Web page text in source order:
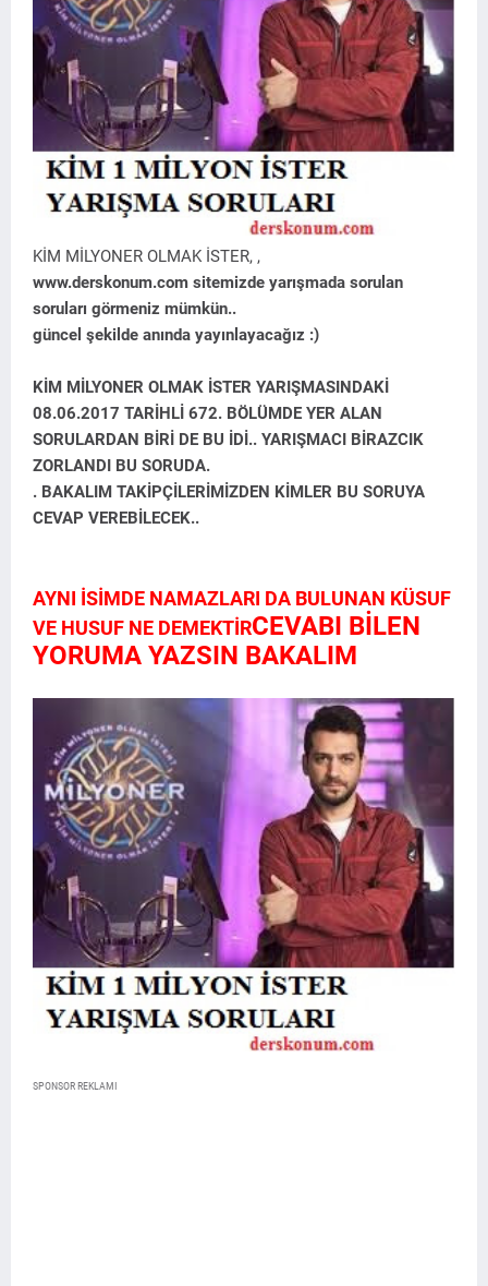
KİM MİLYONER OLMAK İSTER, ,
www.derskonum.com sitemizde yarışmada sorulan
soruları görmeniz mümkün..
güncel şekilde anında yayınlayacağız :)
KİM MİLYONER OLMAK İSTER YARIŞMASINDAKİ
08.06.2017 TARİHLİ 672. BÖLÜMDE YER ALAN
SORULARDAN BİRİ DE BU İDİ.. YARIŞMACI BİRAZCIK
ZORLANDI BU SORUDA.
. BAKALIM TAKİPÇİLERİMİZDEN KİMLER BU SORUYA
CEVAP VEREBİLECEK..
AYNI İSİMDE NAMAZLARI DA BULUNAN KÜSUF
VE HUSUF NE DEMEKTİRCEVABI BİLEN
YORUMA YAZSIN BAKALIM
SPONSOR REKLAMI